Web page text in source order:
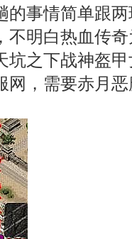
的事情简单跟
不明白热血传
坑之下战神盔
网，需要赤月